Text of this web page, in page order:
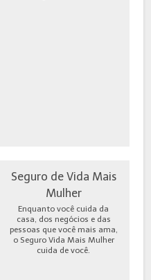
Seguro de Vida Mais
Mulher
Enquanto você cuida da
casa, dos negócios e das
pessoas que você mais ama,
o Seguro Vida Mais Mulher
cuida de você.